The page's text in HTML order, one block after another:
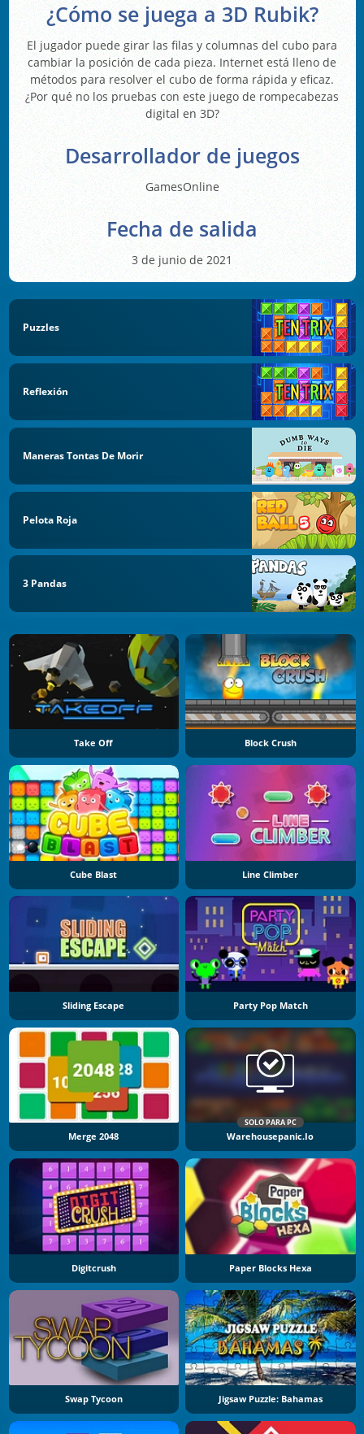
¿Cómo se juega a 3D Rubik?
El jugador puede girar las filas y columnas del cubo para
cambiar la posición de cada pieza. Internet está lleno de
métodos para resolver el cubo de forma rápida y eficaz.
¿Por qué no los pruebas con este juego de rompecabezas
digital en 3D?
Desarrollador de juegos
GamesOnline
Fecha de salida
3 de junio de 2021
Puzzles
Reflexión
Maneras Tontas De Morir
Pelota Roja
3 Pandas
Take Off Block Crush
Cube Blast Line Climber
Sliding Escape Party Pop Match
Merge 2048
SOLO PARA PC
Warehousepanic.io
Digitcrush Paper Blocks Hexa
Swap Tycoon Jigsaw Puzzle: Bahamas